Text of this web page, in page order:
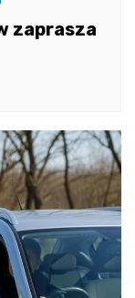
zaprasza